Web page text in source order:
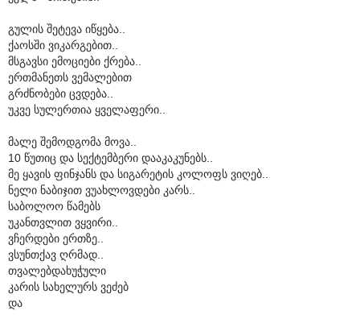
გულის შეტევა იწყება..
ქაოსში ვიკარგებით..
მსგავსი ემოციები ქრება..
ერთმანეთს ვემალებით
გრძნობები ცვდება..
უკვე სულერთია ყველაფერი..
მალე შემოდგომა მოვა..
10 წუთიც და სექტემბერი დააკაკუნებს..
მე ყავის ფინჯანს და სიგარეტის კოლოფს ვიღებ..
ნელი ნაბიჯით ვუახლოვდები კარს..
საბოლოო წამებს
უკანთვლით ვყვირი..
ვჩერდები ერთზე..
ვსუნთქავ ღრმად..
თვალებდახუჭული
კარის სახელურს ვეძებ
და